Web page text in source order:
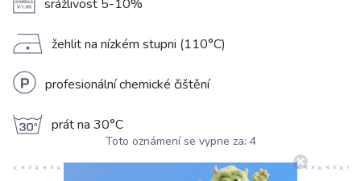
A srážlivost 5-10%
D žehlit na nízkém stupni (110°C)
L profesionální chemické čištění
g prát na 30°C
Toto oznámení se vypne za: 4